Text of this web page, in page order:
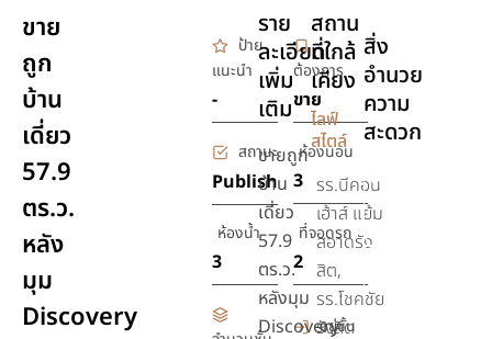
ขาย
ถูก
บ้าน
เดี่ยว
57.9
ตร.ว.
หลัง
มุม
Discovery
ป้าย
แนะนำ
-
ต้องการ
ขาย
สถานะ
Publish
ห้องนอน
3
ห้องน้ำ
3
ที่จอดรถ
2
อยู่ชั้น
ราย
ละเอียด
เพิ่ม
เติม
ขายถูก
บ้าน
เดี่ยว
57.9
ตร.ว.
หลังมุม
Discovery
สถาน
ที่ใกล้
เคียง
ไลฟ์
สไตล์
รร.บีคอน
เฮ้าส์ แย้ม
สอาดรัง
สิต,
รร.โชคชัย
รังสิต
สิ่ง
อำนวย
ความ
สะดวก
เครื่อง
ปรับ
อากาศ
นอน